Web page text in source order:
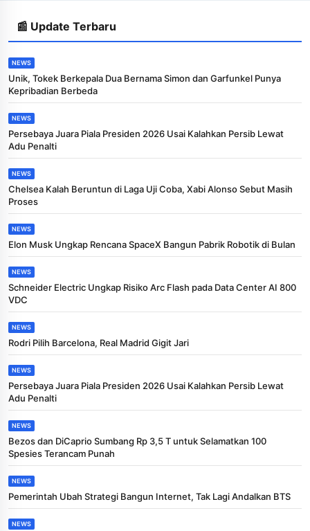
📰 Update Terbaru
NEWS
Unik, Tokek Berkepala Dua Bernama Simon dan Garfunkel Punya
Kepribadian Berbeda
NEWS
Persebaya Juara Piala Presiden 2026 Usai Kalahkan Persib Lewat
Adu Penalti
NEWS
Chelsea Kalah Beruntun di Laga Uji Coba, Xabi Alonso Sebut Masih
Proses
NEWS
Elon Musk Ungkap Rencana SpaceX Bangun Pabrik Robotik di Bulan
NEWS
Schneider Electric Ungkap Risiko Arc Flash pada Data Center AI 800
VDC
NEWS
Rodri Pilih Barcelona, Real Madrid Gigit Jari
NEWS
Persebaya Juara Piala Presiden 2026 Usai Kalahkan Persib Lewat
Adu Penalti
NEWS
Bezos dan DiCaprio Sumbang Rp 3,5 T untuk Selamatkan 100
Spesies Terancam Punah
NEWS
Pemerintah Ubah Strategi Bangun Internet, Tak Lagi Andalkan BTS
NEWS